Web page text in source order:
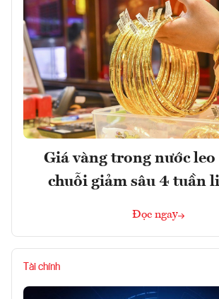
Giá vàng trong nước leo
chuỗi giảm sâu 4 tuần
Đọc ngay
Tài chính